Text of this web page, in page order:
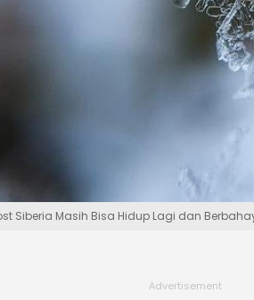
Siberia Masih Bisa Hidup Lagi dan